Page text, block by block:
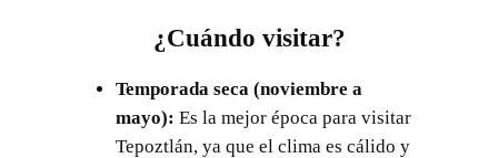
¿Cuándo visitar?
Temporada seca (noviembre a
mayo): Es la mejor época para visitar
Tepoztlán, ya que el clima es cálido y